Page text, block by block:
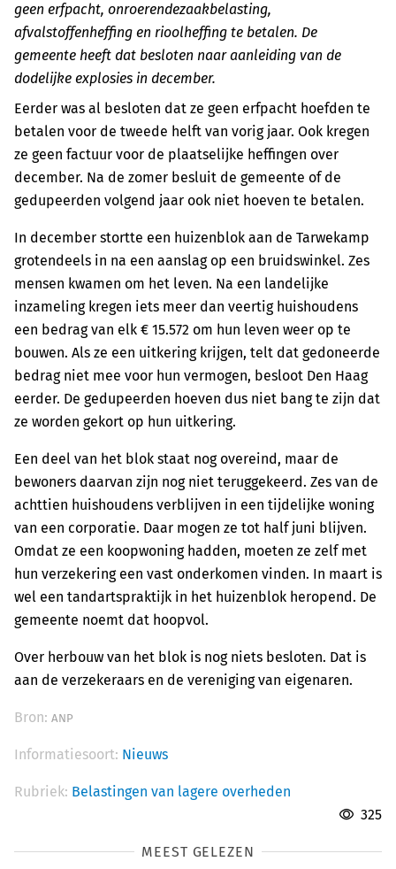
geen erfpacht, onroerendezaakbelasting,
afvalstoffenheffing en rioolheffing te betalen. De
gemeente heeft dat besloten naar aanleiding van de
dodelijke explosies in december.
Eerder was al besloten dat ze geen erfpacht hoefden te
betalen voor de tweede helft van vorig jaar. Ook kregen
ze geen factuur voor de plaatselijke heffingen over
december. Na de zomer besluit de gemeente of de
gedupeerden volgend jaar ook niet hoeven te betalen.
In december stortte een huizenblok aan de Tarwekamp
grotendeels in na een aanslag op een bruidswinkel. Zes
mensen kwamen om het leven. Na een landelijke
inzameling kregen iets meer dan veertig huishoudens
een bedrag van elk € 15.572 om hun leven weer op te
bouwen. Als ze een uitkering krijgen, telt dat gedoneerde
bedrag niet mee voor hun vermogen, besloot Den Haag
eerder. De gedupeerden hoeven dus niet bang te zijn dat
ze worden gekort op hun uitkering.
Een deel van het blok staat nog overeind, maar de
bewoners daarvan zijn nog niet teruggekeerd. Zes van de
achttien huishoudens verblijven in een tijdelijke woning
van een corporatie. Daar mogen ze tot half juni blijven.
Omdat ze een koopwoning hadden, moeten ze zelf met
hun verzekering een vast onderkomen vinden. In maart is
wel een tandartspraktijk in het huizenblok heropend. De
gemeente noemt dat hoopvol.
Over herbouw van het blok is nog niets besloten. Dat is
aan de verzekeraars en de vereniging van eigenaren.
Bron: ANP
Informatiesoort: Nieuws
Rubriek: Belastingen van lagere overheden
325
MEEST GELEZEN